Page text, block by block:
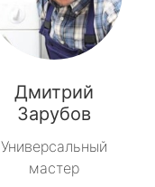
Дмитрий
Зарубов
Универсальный
мастер